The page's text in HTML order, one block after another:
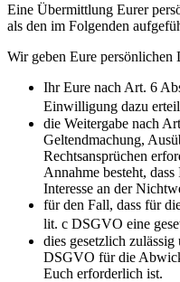
Eine Übermittlung Eurer
als den im Folgenden
Wir geben Eure
Ihr Eure nach Art. 6
Einwilligung dazu
die Weitergabe nach
Geltendmachung,
Rechtsansprüchen
Annahme besteht,
Interesse an der
für den Fall, dass für
lit. c DSGVO eine
dies gesetzlich
DSGVO für die
Euch erforderlich ist.